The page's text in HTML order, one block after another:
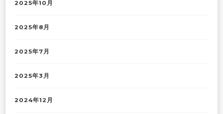
2025年10月
2025年8月
2025年7月
2025年3月
2024年12月